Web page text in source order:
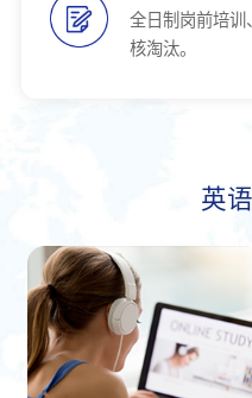
全日制岗前培训
核淘汰。
英